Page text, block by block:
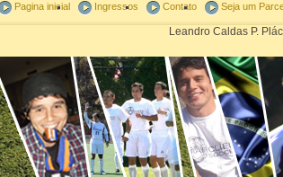
Pagina inicial Ingressos Contato Seja um
Leandro Caldas P.